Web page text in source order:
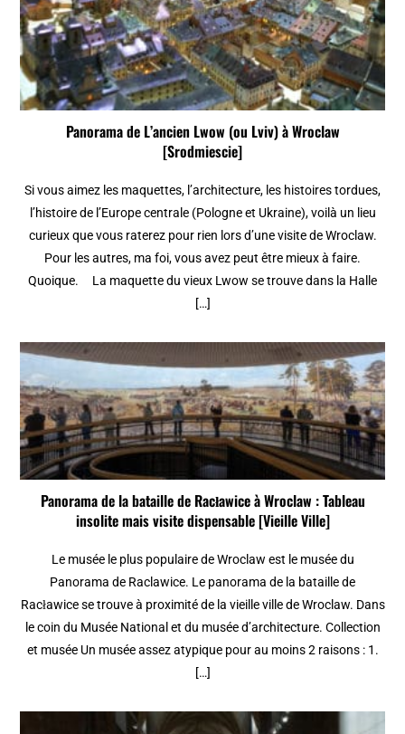
Panorama de L’ancien Lwow (ou Lviv) à Wroclaw
[Srodmiescie]
Si vous aimez les maquettes, l’architecture, les histoires tordues,
l’histoire de l’Europe centrale (Pologne et Ukraine), voilà un lieu
curieux que vous raterez pour rien lors d’une visite de Wroclaw.
Pour les autres, ma foi, vous avez peut être mieux à faire.
Quoique. La maquette du vieux Lwow se trouve dans la Halle
[…]
Panorama de la bataille de Racławice à Wroclaw : Tableau
insolite mais visite dispensable [Vieille Ville]
Le musée le plus populaire de Wroclaw est le musée du
Panorama de Raclawice. Le panorama de la bataille de
Racławice se trouve à proximité de la vieille ville de Wroclaw. Dans
le coin du Musée National et du musée d’architecture. Collection
et musée Un musée assez atypique pour au moins 2 raisons : 1.
[…]